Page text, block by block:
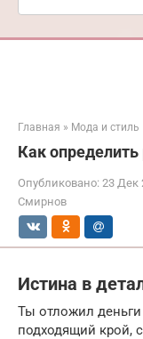
Главная » Мода и стиль
Как
Опубликовано: 23 Дек
Смирнов
Истина в
Ты отложил
подходящий крой,